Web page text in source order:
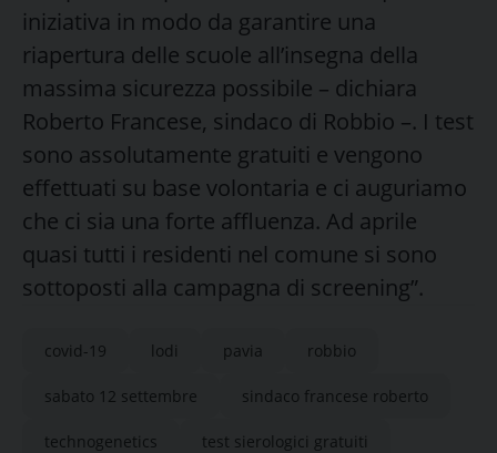
iniziativa in modo da garantire una
riapertura delle scuole all’insegna della
massima sicurezza possibile – dichiara
Roberto Francese, sindaco di Robbio –. I test
sono assolutamente gratuiti e vengono
effettuati su base volontaria e ci auguriamo
che ci sia una forte affluenza. Ad aprile
quasi tutti i residenti nel comune si sono
sottoposti alla campagna di screening”.
covid-19 lodi pavia robbio
sabato 12 settembre sindaco francese roberto
technogenetics test sierologici gratuiti